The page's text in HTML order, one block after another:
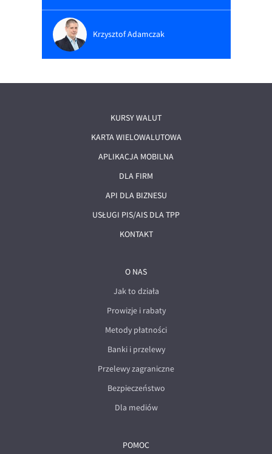
Krzysztof Adamczak
KURSY WALUT
KARTA WIELOWALUTOWA
APLIKACJA MOBILNA
DLA FIRM
API DLA BIZNESU
USŁUGI PIS/AIS DLA TPP
KONTAKT
O NAS
Jak to działa
Prowizje i rabaty
Metody płatności
Banki i przelewy
Przelewy zagraniczne
Bezpieczeństwo
Dla mediów
POMOC